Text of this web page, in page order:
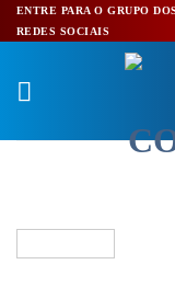
Pular
para
ENTRE PARA O GRUPO
REDES SOCIAIS